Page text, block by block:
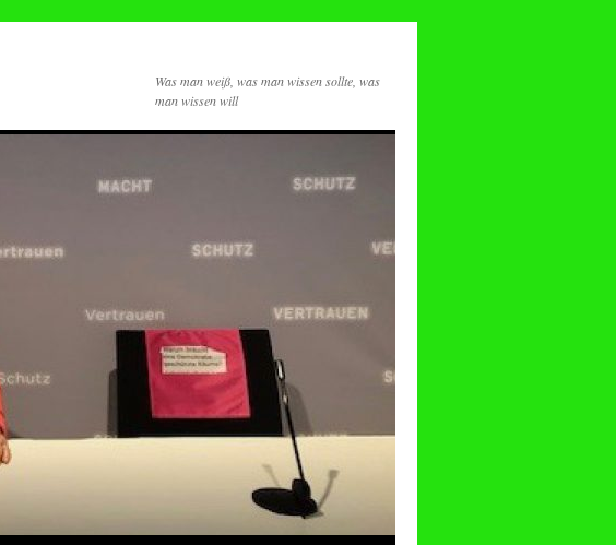
Was man weiß, was man wissen sollte, was
man wissen will